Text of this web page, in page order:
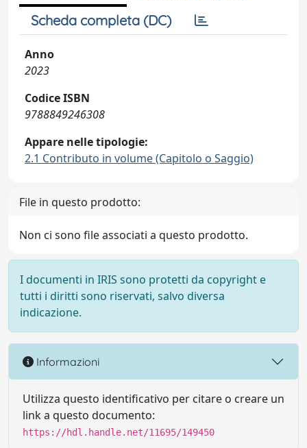
Scheda completa (DC)
Anno
2023
Codice ISBN
9788849246308
Appare nelle tipologie:
2.1 Contributo in volume (Capitolo o Saggio)
File in questo prodotto:
Non ci sono file associati a questo prodotto.
I documenti in IRIS sono protetti da copyright e
tutti i diritti sono riservati, salvo diversa
indicazione.
Informazioni
Utilizza questo identificativo per citare o creare un
link a questo documento:
https://hdl.handle.net/11695/149450